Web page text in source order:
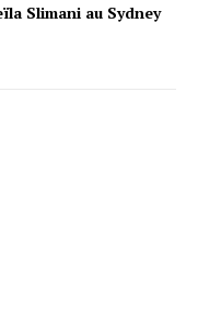
Slimani au Sydney